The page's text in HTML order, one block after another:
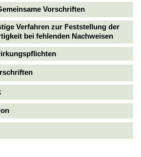
Vorschriften
Verfahren zur Feststellung der
bei fehlenden Nachweisen